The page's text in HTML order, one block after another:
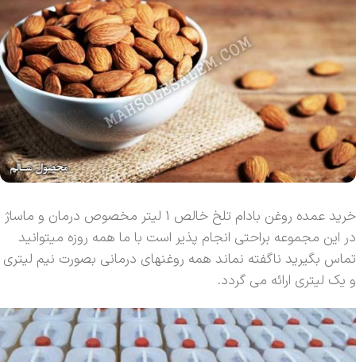
خرید عمده روغن بادام تلخ خالص 1 لیتر مخصوص درمان و ماساژ
در این مجموعه براحتی انجام پذیر است با ما همه روزه میتوانید
تماس بگیرید ناگفته نماند همه روغنهای درمانی بصورت نیم لیتری
و یک لیتری ارائه می گردد.